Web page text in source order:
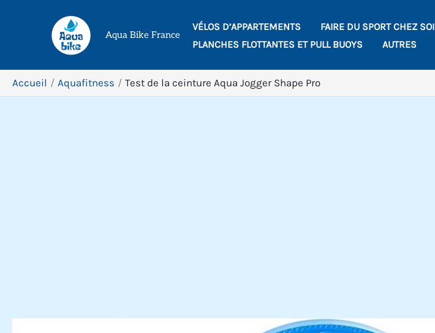
Aqua Bike France
VÉLOS D’APPARTEMENTS FAIRE DU SPORT CHEZ SOI
PLANCHES FLOTTANTES ET PULL BUOYS
AUTRES
Accueil Aquafitness Test de la ceinture Aqua Jogger Shape Pro